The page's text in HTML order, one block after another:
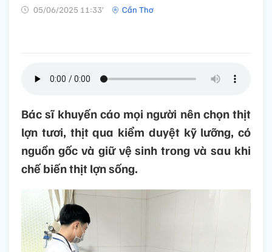
05/06/2025 11:33’ Cần Thơ
Bác sĩ khuyến cáo mọi người nên chọn thịt
lợn tươi, thịt qua kiểm duyệt kỹ lưỡng, có
nguồn gốc và giữ vệ sinh trong và sau khi
chế biến thịt lợn sống.